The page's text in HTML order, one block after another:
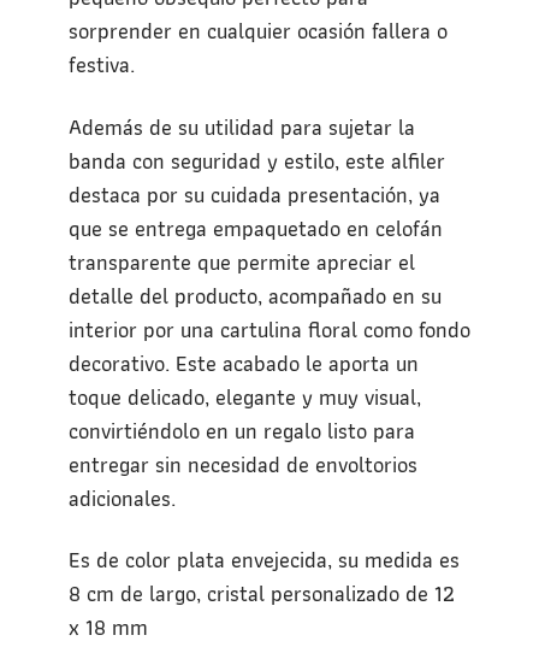
sorprender en cualquier ocasión fallera o
festiva.
Además de su utilidad para sujetar la
banda con seguridad y estilo, este alfiler
destaca por su cuidada presentación, ya
que se entrega empaquetado en celofán
transparente que permite apreciar el
detalle del producto, acompañado en su
interior por una cartulina floral como fondo
decorativo. Este acabado le aporta un
toque delicado, elegante y muy visual,
convirtiéndolo en un regalo listo para
entregar sin necesidad de envoltorios
adicionales.
Es de color plata envejecida, su medida es
8 cm de largo, cristal personalizado de 12
x 18 mm